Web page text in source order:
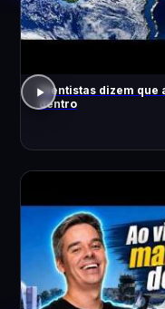
Cientistas dizem que
dentro